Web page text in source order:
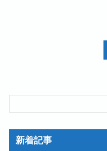
新着記事